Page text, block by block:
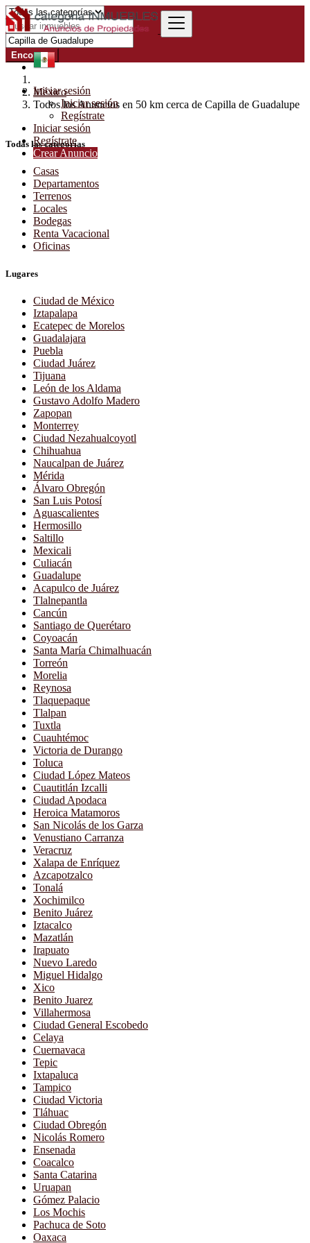
Iniciar sesión
Iniciar sesión
Regístrate
Iniciar sesión
Regístrate
Crear Anuncio
Encontrar
México
Todos los Anuncios en 50 km cerca de Capilla de Guadalupe
Todas las categorías
Casas
Departamentos
Terrenos
Locales
Bodegas
Renta Vacacional
Oficinas
Lugares
Ciudad de México
Iztapalapa
Ecatepec de Morelos
Guadalajara
Puebla
Ciudad Juárez
Tijuana
León de los Aldama
Gustavo Adolfo Madero
Zapopan
Monterrey
Ciudad Nezahualcoyotl
Chihuahua
Naucalpan de Juárez
Mérida
Álvaro Obregón
San Luis Potosí
Aguascalientes
Hermosillo
Saltillo
Mexicali
Culiacán
Guadalupe
Acapulco de Juárez
Tlalnepantla
Cancún
Santiago de Querétaro
Coyoacán
Santa María Chimalhuacán
Torreón
Morelia
Reynosa
Tlaquepaque
Tlalpan
Tuxtla
Cuauhtémoc
Victoria de Durango
Toluca
Ciudad López Mateos
Cuautitlán Izcalli
Ciudad Apodaca
Heroica Matamoros
San Nicolás de los Garza
Venustiano Carranza
Veracruz
Xalapa de Enríquez
Azcapotzalco
Tonalá
Xochimilco
Benito Juárez
Iztacalco
Mazatlán
Irapuato
Nuevo Laredo
Miguel Hidalgo
Xico
Benito Juarez
Villahermosa
Ciudad General Escobedo
Celaya
Cuernavaca
Tepic
Ixtapaluca
Tampico
Ciudad Victoria
Tláhuac
Ciudad Obregón
Nicolás Romero
Ensenada
Coacalco
Santa Catarina
Uruapan
Gómez Palacio
Los Mochis
Pachuca de Soto
Oaxaca